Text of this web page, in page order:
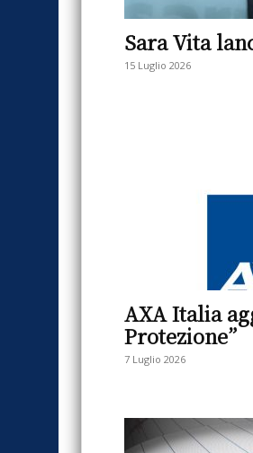
Sara Vita
15 Luglio 2026
AXA Italia
Protezione”
7 Luglio 2026